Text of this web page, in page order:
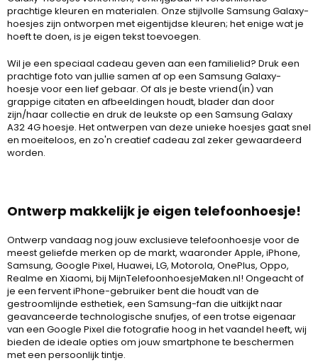
prachtige kleuren en materialen. Onze stijlvolle Samsung Galaxy-
hoesjes zijn ontworpen met eigentijdse kleuren; het enige wat je
hoeft te doen, is je eigen tekst toevoegen.
Wil je een speciaal cadeau geven aan een familielid? Druk een
prachtige foto van jullie samen af op een Samsung Galaxy-
hoesje voor een lief gebaar. Of als je beste vriend(in) van
grappige citaten en afbeeldingen houdt, blader dan door
zijn/haar collectie en druk de leukste op een Samsung Galaxy
A32 4G hoesje. Het ontwerpen van deze unieke hoesjes gaat snel
en moeiteloos, en zo'n creatief cadeau zal zeker gewaardeerd
worden.
Ontwerp makkelijk je eigen telefoonhoesje!
Ontwerp vandaag nog jouw exclusieve telefoonhoesje voor de
meest geliefde merken op de markt, waaronderApple, iPhone,
Samsung, Google Pixel, Huawei, LG, Motorola, OnePlus, Oppo,
Realme en Xiaomi, bij MijnTelefoonhoesjeMaken.nl! Ongeacht of
je een fervent iPhone-gebruiker bent die houdt van de
gestroomlijnde esthetiek, een Samsung-fan die uitkijkt naar
geavanceerde technologische snufjes, of een trotse eigenaar
van een Google Pixel die fotografie hoog in het vaandel heeft, wij
bieden de ideale opties om jouw smartphone te beschermen
met een persoonlijk tintje.